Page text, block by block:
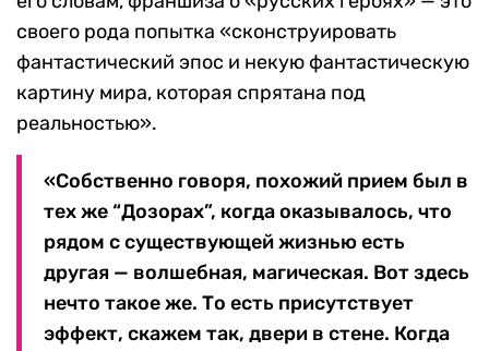
своего рода попытка «сконструировать
фантастический эпос и некую фантастическую
картину мира, которая спрятана под
реальностью».
«Собственно говоря, похожий прием был в
тех же “Дозорах”, когда оказывалось, что
рядом с существующей жизнью есть
другая — волшебная, магическая. Вот здесь
нечто такое же. То есть присутствует
эффект, скажем так, двери в стене. Когда